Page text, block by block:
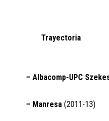
Trayectoria
– Albacomp-UPC
– Manresa(2011-13)